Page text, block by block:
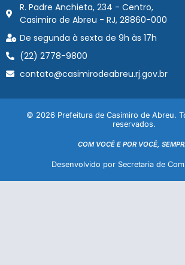
R. Padre Anchieta, 234 - Centro,
Casimiro de Abreu - RJ, 28860-000
De segunda à sexta de 9h às 17h
(22) 2778-9800
contato@casimirodeabreu.rj.gov.br
© 2026 Prefeitura de Casimiro de Abreu.
reservados.
COM VOCÊ E POR VOCÊ,
Desenvolvido por Secretaria de